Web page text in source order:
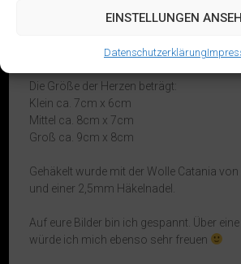
EINSTELLUNGEN
Datenschutzerklärung
Die Größe der Herzen beträgt:
Klein ca. 7cm x 6cm
Mittel ca. 8cm x 7cm
Groß ca. 9cm x 8cm
Gehäkelt wurde mit der Wolle Catania
und einer 2,5mm Häkelnadel.
Auf eure Bilder bin ich gespannt. Über
würde ich mich ebenso sehr freuen